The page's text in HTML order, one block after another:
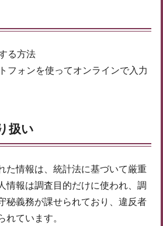
る方法
フォンを使ってオンラインで入力
扱い
た情報は、統計法に基づいて厳重
情報は調査目的だけに使われ、調
秘義務が課せられており、違反者
れています。